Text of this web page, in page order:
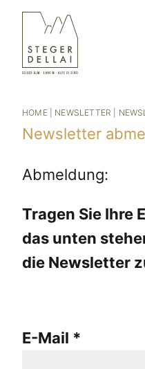
HOME| NEWSLETTER
Newsletter
Abmeldung:
Tragen Sie Ihre
das unten
die Newsletter
E-Mail